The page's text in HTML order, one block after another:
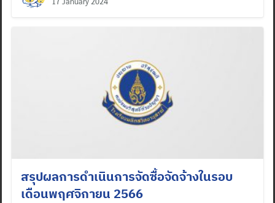
สรุปผลการดำเนินการจัดซื้อจัดจ้างในรอบ
เดือนพฤศจิกายน 2566